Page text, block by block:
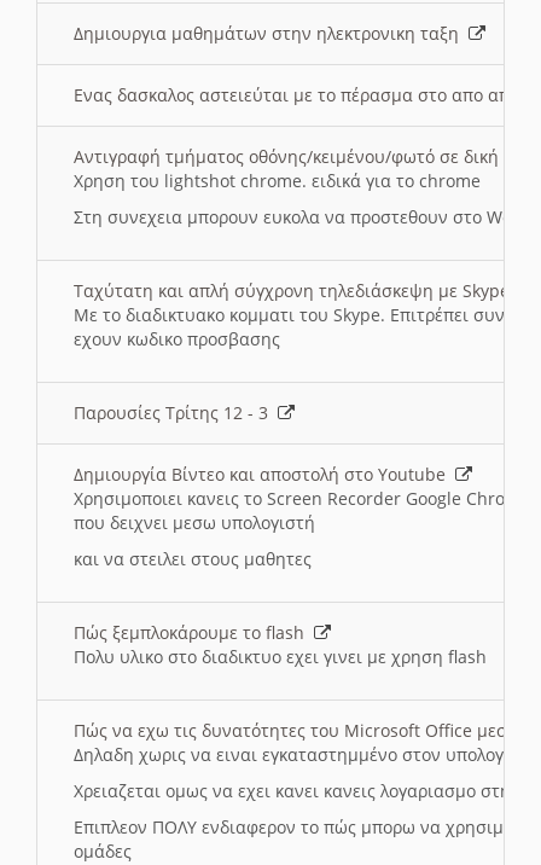
Δημιουργια μαθημάτων στην ηλεκτρονικη ταξη
Ενας δασκαλος αστειεύται με το πέρασμα στο απο
Αντιγραφή τμήματος οθόνης/κειμένου/φωτό σε δική
Χρηση του lightshot chrome. ειδικά για το chrome
Στη συνεχεια μπορουν ευκολα να προστεθουν στο Word
Ταχύτατη και απλή σύγχρονη τηλεδιάσκεψη με Skype
Με το διαδικτυακο κομματι του Skype. Επιτρέπει
εχουν κωδικο προσβασης
Παρουσίες Τρίτης 12 - 3
Δημιουργία Βίντεο και αποστολή στο Youtube
Χρησιμοποιει κανεις το Screen Recorder Google Chrome
που δειχνει μεσω υπολογιστή
και να στειλει στους μαθητες
Πώς ξεμπλοκάρουμε το flash
Πολυ υλικο στο διαδικτυο εχει γινει με χρηση flash
Πώς να εχω τις δυνατότητες του Microsoft Office μεσω
Δηλαδη χωρις να ειναι εγκαταστημμένο στον
Χρειαζεται ομως να εχει κανει κανεις λογαριασμο στη
Επιπλεον ΠΟΛΥ ενδιαφερον το πώς μπορω να
ομάδες